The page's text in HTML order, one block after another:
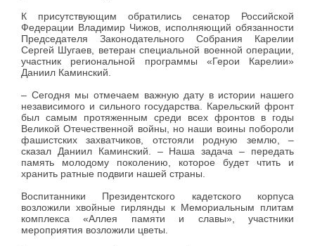
К присутствующим обратились сенатор Российской
Федерации Владимир Чижов, исполняющий обязанности
Председателя Законодательного Собрания Карелии
Сергей Шугаев, ветеран специальной военной операции,
участник региональной программы «Герои Карелии»
Даниил Каминский.
– Сегодня мы отмечаем важную дату в истории нашего
независимого и сильного государства. Карельский фронт
был самым протяженным среди всех фронтов в годы
Великой Отечественной войны, но наши воины побороли
фашистских захватчиков, отстояли родную землю, –
сказал Даниил Каминский. – Наша задача – передать
память молодому поколению, которое будет чтить и
хранить ратные подвиги нашей страны.
Воспитанники Президентского кадетского корпуса
возложили хвойные гирлянды к Мемориальным плитам
комплекса «Аллея памяти и славы», участники
мероприятия возложили цветы.